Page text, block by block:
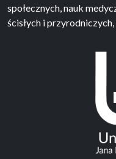
społecznych, nauk
ścisłych i